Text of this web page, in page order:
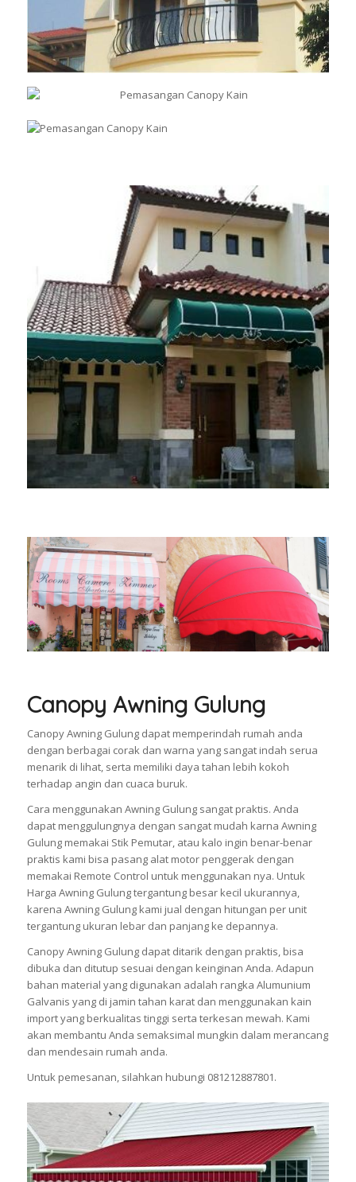
Canopy Awning Gulung
Canopy Awning Gulung dapat memperindah rumah anda
dengan berbagai corak dan warna yang sangat indah serua
menarik di lihat, serta memiliki daya tahan lebih kokoh
terhadap angin dan cuaca buruk.
Cara menggunakan Awning Gulung sangat praktis. Anda
dapat menggulungnya dengan sangat mudah karna Awning
Gulung memakai Stik Pemutar, atau kalo ingin benar-benar
praktis kami bisa pasang alat motor penggerak dengan
memakai Remote Control untuk menggunakan nya. Untuk
Harga Awning Gulung tergantung besar kecil ukurannya,
karena Awning Gulung kami jual dengan hitungan per unit
tergantung ukuran lebar dan panjang ke depannya.
Canopy Awning Gulung dapat ditarik dengan praktis, bisa
dibuka dan ditutup sesuai dengan keinginan Anda. Adapun
bahan material yang digunakan adalah rangka Alumunium
Galvanis yang di jamin tahan karat dan menggunakan kain
import yang berkualitas tinggi serta terkesan mewah. Kami
akan membantu Anda semaksimal mungkin dalam merancang
dan mendesain rumah anda.
Untuk pemesanan, silahkan hubungi 081212887801.